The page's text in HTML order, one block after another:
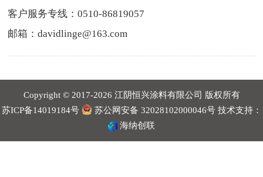
客户服务专线：0510-86819057
邮箱：davidlinge@163.com
Copyright © 2017-2026 江阴恒兴涂料有限公司 版权所有
苏ICP备14019184号
苏公网安备 32028102000046号技术支持：
海纳创联